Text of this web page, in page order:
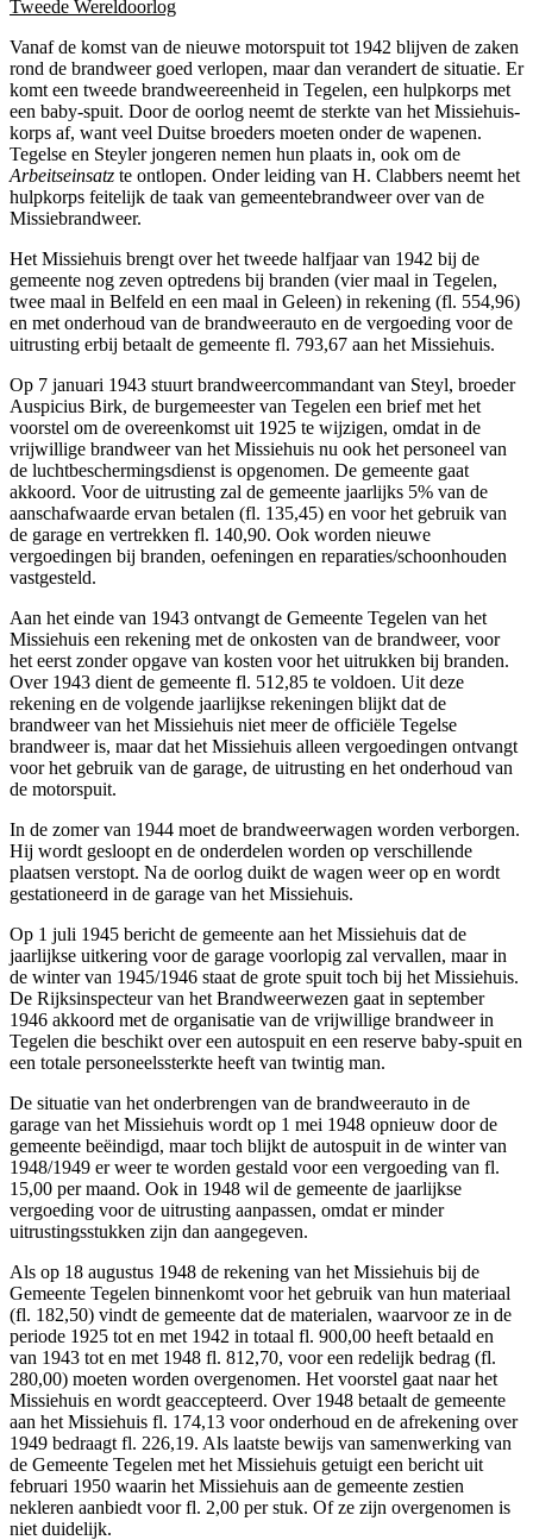
Tweede Wereldoorlog
Vanaf de komst van de nieuwe motorspuit tot 1942 blijven de zaken
rond de brandweer goed verlopen, maar dan verandert de situatie. Er
komt een tweede brandweereenheid in Tegelen, een hulpkorps met
een baby-spuit. Door de oorlog neemt de sterkte van het Missiehuis-
korps af, want veel Duitse broeders moeten onder de wapenen.
Tegelse en Steyler jongeren nemen hun plaats in, ook om de
Arbeitseinsatz te ontlopen. Onder leiding van H. Clabbers neemt het
hulpkorps feitelijk de taak van gemeentebrandweer over van de
Missiebrandweer.
Het Missiehuis brengt over het tweede halfjaar van 1942 bij de
gemeente nog zeven optredens bij branden (vier maal in Tegelen,
twee maal in Belfeld en een maal in Geleen) in rekening (fl. 554,96)
en met onderhoud van de brandweerauto en de vergoeding voor de
uitrusting erbij betaalt de gemeente fl. 793,67 aan het Missiehuis.
Op 7 januari 1943 stuurt brandweercommandant van Steyl, broeder
Auspicius Birk, de burgemeester van Tegelen een brief met het
voorstel om de overeenkomst uit 1925 te wijzigen, omdat in de
vrijwillige brandweer van het Missiehuis nu ook het personeel van
de luchtbeschermingsdienst is opgenomen. De gemeente gaat
akkoord. Voor de uitrusting zal de gemeente jaarlijks 5% van de
aanschafwaarde ervan betalen (fl. 135,45) en voor het gebruik van
de garage en vertrekken fl. 140,90. Ook worden nieuwe
vergoedingen bij branden, oefeningen en reparaties/schoonhouden
vastgesteld.
Aan het einde van 1943 ontvangt de Gemeente Tegelen van het
Missiehuis een rekening met de onkosten van de brandweer, voor
het eerst zonder opgave van kosten voor het uitrukken bij branden.
Over 1943 dient de gemeente fl. 512,85 te voldoen. Uit deze
rekening en de volgende jaarlijkse rekeningen blijkt dat de
brandweer van het Missiehuis niet meer de officiële Tegelse
brandweer is, maar dat het Missiehuis alleen vergoedingen ontvangt
voor het gebruik van de garage, de uitrusting en het onderhoud van
de motorspuit.
In de zomer van 1944 moet de brandweerwagen worden verborgen.
Hij wordt gesloopt en de onderdelen worden op verschillende
plaatsen verstopt. Na de oorlog duikt de wagen weer op en wordt
gestationeerd in de garage van het Missiehuis.
Op 1 juli 1945 bericht de gemeente aan het Missiehuis dat de
jaarlijkse uitkering voor de garage voorlopig zal vervallen, maar in
de winter van 1945/1946 staat de grote spuit toch bij het Missiehuis.
De Rijksinspecteur van het Brandweerwezen gaat in september
1946 akkoord met de organisatie van de vrijwillige brandweer in
Tegelen die beschikt over een autospuit en een reserve baby-spuit en
een totale personeelssterkte heeft van twintig man.
De situatie van het onderbrengen van de brandweerauto in de
garage van het Missiehuis wordt op 1 mei 1948 opnieuw door de
gemeente beëindigd, maar toch blijkt de autospuit in de winter van
1948/1949 er weer te worden gestald voor een vergoeding van fl.
15,00 per maand. Ook in 1948 wil de gemeente de jaarlijkse
vergoeding voor de uitrusting aanpassen, omdat er minder
uitrustingsstukken zijn dan aangegeven.
Als op 18 augustus 1948 de rekening van het Missiehuis bij de
Gemeente Tegelen binnenkomt voor het gebruik van hun materiaal
(fl. 182,50) vindt de gemeente dat de materialen, waarvoor ze in de
periode 1925 tot en met 1942 in totaal fl. 900,00 heeft betaald en
van 1943 tot en met 1948 fl. 812,70, voor een redelijk bedrag (fl.
280,00) moeten worden overgenomen. Het voorstel gaat naar het
Missiehuis en wordt geaccepteerd. Over 1948 betaalt de gemeente
aan het Missiehuis fl. 174,13 voor onderhoud en de afrekening over
1949 bedraagt fl. 226,19. Als laatste bewijs van samenwerking van
de Gemeente Tegelen met het Missiehuis getuigt een bericht uit
februari 1950 waarin het Missiehuis aan de gemeente zestien
nekleren aanbiedt voor fl. 2,00 per stuk. Of ze zijn overgenomen is
niet duidelijk.